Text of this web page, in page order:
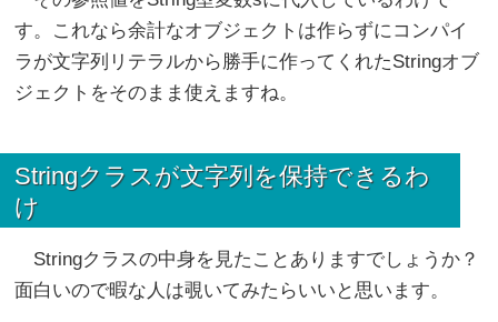
す。これなら余計なオブジェクトは作らずにコンパイ
ラが文字列リテラルから勝手に作ってくれたStringオブ
ジェクトをそのまま使えますね。
Stringクラスが文字列を保持できるわ
け
Stringクラスの中身を見たことありますでしょうか？
面白いので暇な人は覗いてみたらいいと思います。